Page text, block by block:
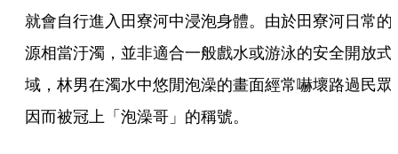
就會自行進入田寮河中浸泡身體。由於田寮河日常的
源相當汙濁，並非適合一般戲水或游泳的安全開放式
域，林男在濁水中悠閒泡澡的畫面經常嚇壞路過民眾
因而被冠上「泡澡哥」的稱號。